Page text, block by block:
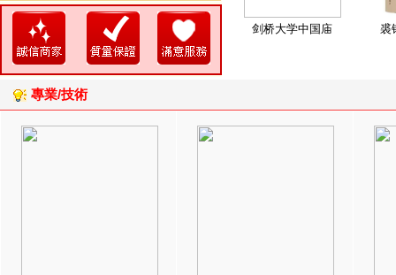
剑桥大学中国庙 裘
專業/技術